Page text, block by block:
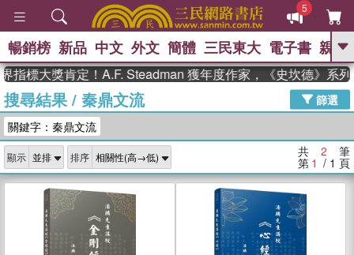
5
GO
The Odyssey 、
父親節 、 如果歷史是一群喵 、 暑期
念華 、 台灣的李登輝時代 、 數學女
孩：黎曼猜想
偉大的迷走神經
暢銷榜 新品 中文 外文 簡體 三民東大 電子書 親子
指標大獎肯定！A.F. Steadman 獲年度作家，《史坎德》系列
搜尋結果/ 秦鼎文流
篩選
關鍵字：秦鼎文流
顯示 排序 共 2 筆
第 1 / 1 頁